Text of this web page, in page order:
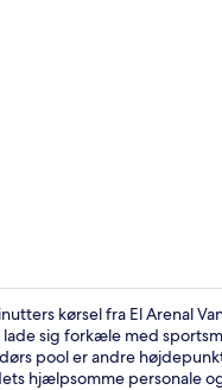
kørsel fra El Arenal
sig forkæle med
pool er andre
hjælpsomme personale